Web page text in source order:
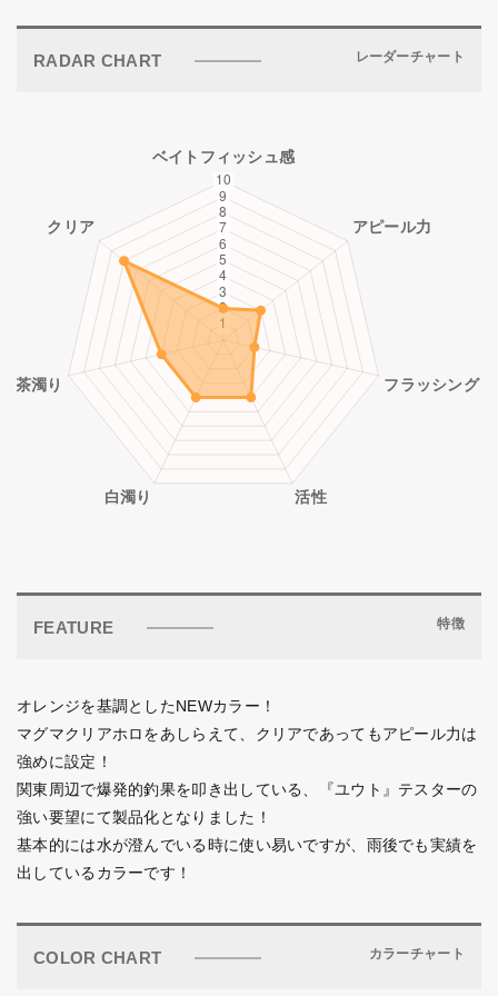
RADAR CHART レーダーチャート
FEATURE 特徴
オレンジを基調としたNEWカラー！
マグマクリアホロをあしらえて、クリアであってもアピール力は
強めに設定！
関東周辺で爆発的釣果を叩き出している、『ユウト』テスターの
強い要望にて製品化となりました！
基本的には水が澄んでいる時に使い易いですが、雨後でも実績を
出しているカラーです！
COLOR CHART カラーチャート